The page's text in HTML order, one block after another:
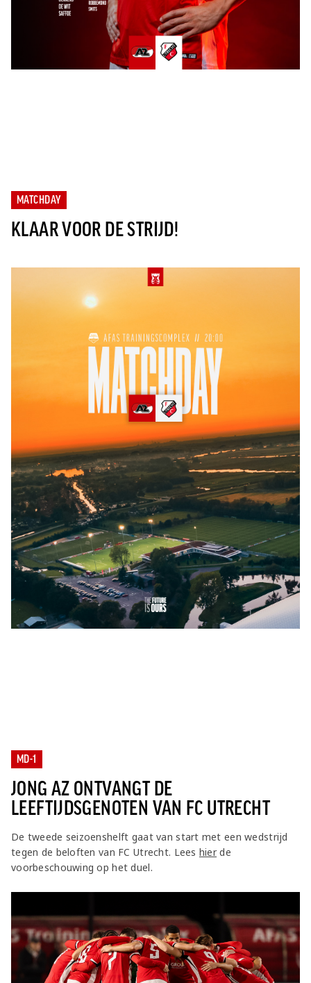
MATCHDAY
KLAAR VOOR DE STRIJD!
MD-1
JONG AZ ONTVANGT DE
LEEFTIJDSGENOTEN VAN FC UTRECHT
De tweede seizoenshelft gaat van start met een wedstrijd
tegen de beloften van FC Utrecht. Lees hier de
voorbeschouwing op het duel.